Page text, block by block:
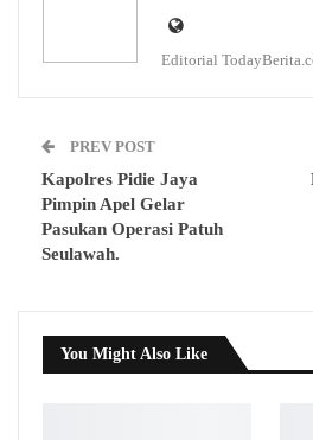
Editorial
PREV POST
Kapolres Pidie Jaya
Pimpin Apel Gelar
Pasukan Operasi Patuh
Seulawah.
You Might Also Like